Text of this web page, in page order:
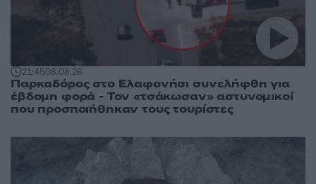
21:4508.08.26
Παρκαδόρος στο Ελαφονήσι συνελήφθη για
έβδομη φορά - Τον «τσάκωσαν» αστυνομικοί
που προσποιήθηκαν τους τουρίστες